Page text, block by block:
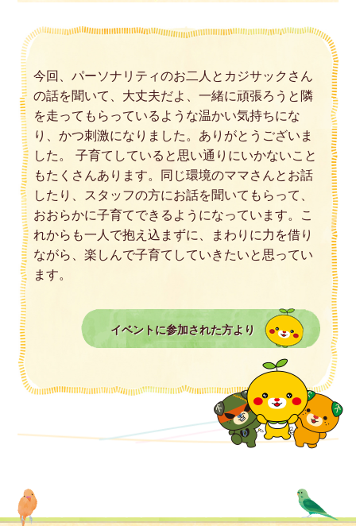
今回、パーソナリティのお二人とカジサックさん
の話を聞いて、大丈夫だよ、一緒に頑張ろうと隣
を走ってもらっているような温かい気持ちにな
り、かつ刺激になりました。ありがとうございま
した。 子育てしていると思い通りにいかないこと
もたくさんあります。同じ環境のママさんとお話
したり、スタッフの方にお話を聞いてもらって、
おおらかに子育てできるようになっています。こ
れからも一人で抱え込まずに、まわりに力を借り
ながら、楽しんで子育てしていきたいと思ってい
ます。
イベントに参加された方より